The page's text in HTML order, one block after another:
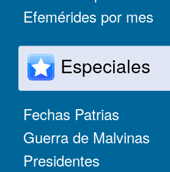
Efemérides por mes
Especiales
Fechas Patrias
Guerra de Malvinas
Presidentes